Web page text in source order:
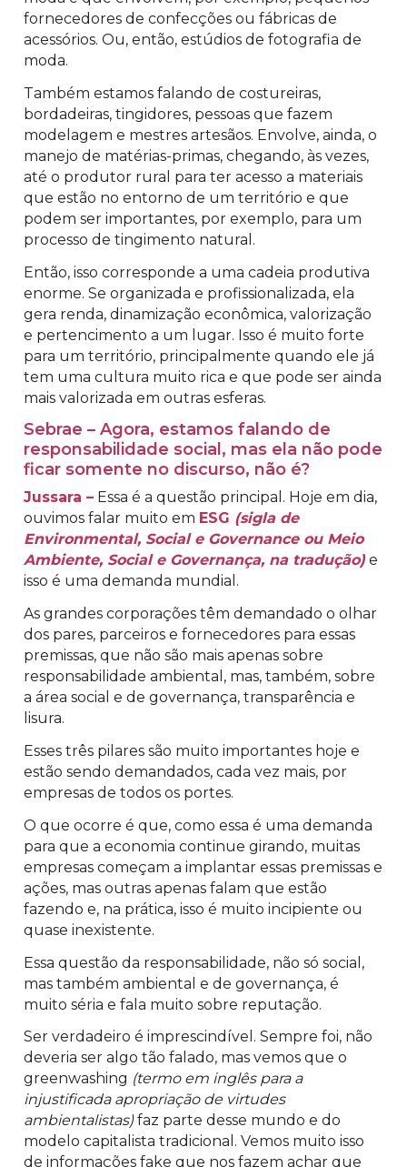
fornecedores de confecções ou fábricas de
acessórios. Ou, então, estúdios de fotografia de
moda.
Também estamos falando de costureiras,
bordadeiras, tingidores, pessoas que fazem
modelagem e mestres artesãos. Envolve, ainda, o
manejo de matérias-primas, chegando, às vezes,
até o produtor rural para ter acesso a materiais
que estão no entorno de um território e que
podem ser importantes, por exemplo, para um
processo de tingimento natural.
Então, isso corresponde a uma cadeia produtiva
enorme. Se organizada e profissionalizada, ela
gera renda, dinamização econômica, valorização
e pertencimento a um lugar. Isso é muito forte
para um território, principalmente quando ele já
tem uma cultura muito rica e que pode ser ainda
mais valorizada em outras esferas.
Sebrae – Agora, estamos falando de
responsabilidade social, mas ela não pode
ficar somente no discurso, não é?
Jussara – Essa é a questão principal. Hoje em dia,
ouvimos falar muito em ESG (sigla de
Environmental, Social e Governance ou Meio
Ambiente, Social e Governança, na tradução)e
isso é uma demanda mundial.
As grandes corporações têm demandado o olhar
dos pares, parceiros e fornecedores para essas
premissas, que não são mais apenas sobre
responsabilidade ambiental, mas, também, sobre
a área social e de governança, transparência e
lisura.
Esses três pilares são muito importantes hoje e
estão sendo demandados, cada vez mais, por
empresas de todos os portes.
O que ocorre é que, como essa é uma demanda
para que a economia continue girando, muitas
empresas começam a implantar essas premissas e
ações, mas outras apenas falam que estão
fazendo e, na prática, isso é muito incipiente ou
quase inexistente.
Essa questão da responsabilidade, não só social,
mas também ambiental e de governança, é
muito séria e fala muito sobre reputação.
Ser verdadeiro é imprescindível. Sempre foi, não
deveria ser algo tão falado, mas vemos que o
greenwashing (termo em inglês para a
injustificada apropriação de virtudes
ambientalistas)faz parte desse mundo e do
modelo capitalista tradicional. Vemos muito isso
de informações fake que nos fazem achar que